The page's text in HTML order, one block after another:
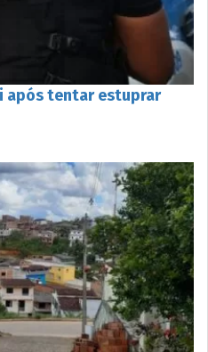
após tentar estuprar